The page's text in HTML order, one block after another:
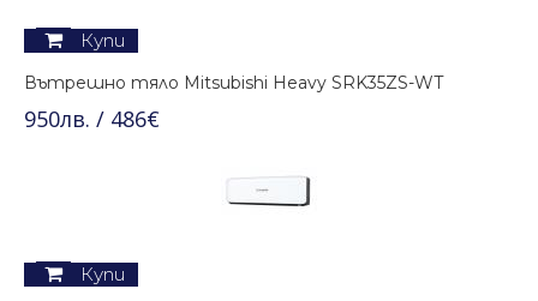
Вътрешно тяло Mitsubishi Heavy SRK35ZS-WT
950лв. / 486€
Купи
Купи